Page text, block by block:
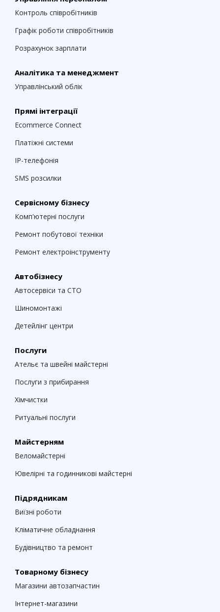
Контроль співробітників
Графік роботи співробітників
Розрахунок зарплати
Аналітика та менеджмент
Управлінський облік
Прямі інтеграції
Ecommerce Connect
Платіжні системи
IP-телефонія
SMS розсилки
Сервісному бізнесу
Комп'ютерні послуги
Ремонт побутової техніки
Ремонт електроінструменту
Автобізнесу
Автосервіси та СТО
Шиномонтажі
Детейлінг центри
Послуги
Ательє та швейні майстерні
Послуги з прибирання
Хімчистки
Ритуальні послуги
Майстерням
Веломайстерні
Ювелірні та годинникові майстерні
Підрядникам
Виїзні роботи
Кліматичне обладнання
Будівництво та ремонт
Товарному бізнесу
Магазини автозапчастин
Інтернет-магазини